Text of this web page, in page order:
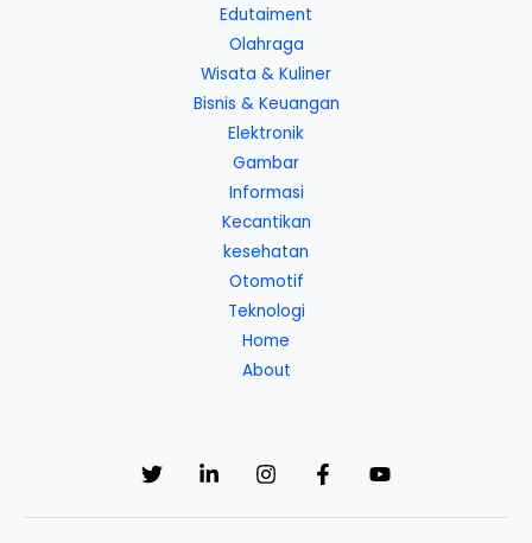
Edutaiment
Olahraga
Wisata & Kuliner
Bisnis & Keuangan
Elektronik
Gambar
Informasi
Kecantikan
kesehatan
Otomotif
Teknologi
Home
About